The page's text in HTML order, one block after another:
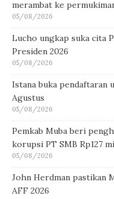
merambat ke
05/08/2026
Lucho ungkap suka cita
Presiden 2026
05/08/2026
Istana buka pendaftaran
Agustus
05/08/2026
Pemkab Muba beri
korupsi PT SMB Rp127
05/08/2026
John Herdman pastikan
AFF 2026